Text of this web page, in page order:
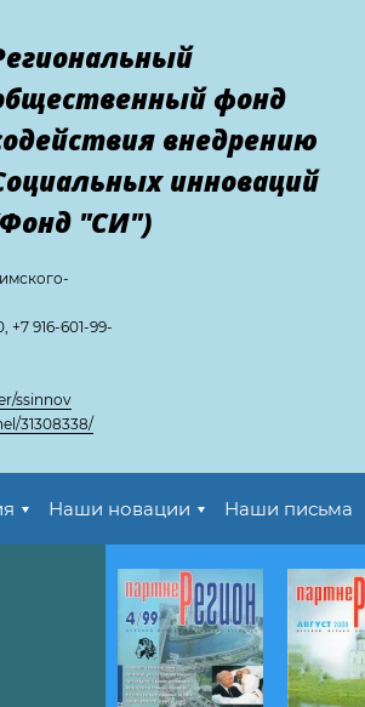
фонд
внедрению
инноваций
"СИ")
+7 916-601-99-
ssinnov
31308338/
Наши новации Наши письма